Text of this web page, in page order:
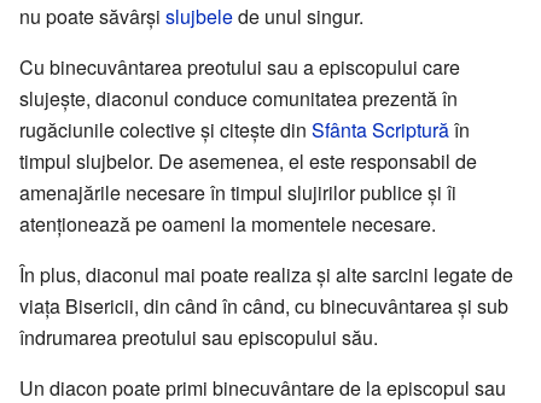
nu poate săvârși slujbelede unul singur.
Cu binecuvântarea preotului sau a episcopului care
slujește, diaconul conduce comunitatea prezentă în
rugăciunile colective și citește din Sfânta Scripturăîn
timpul slujbelor. De asemenea, el este responsabil de
amenajările necesare în timpul slujirilor publice și îi
atenționează pe oameni la momentele necesare.
În plus, diaconul mai poate realiza și alte sarcini legate de
viața Bisericii, din când în când, cu binecuvântarea și sub
îndrumarea preotului sau episcopului său.
Un diacon poate primi binecuvântare de la episcopul sau